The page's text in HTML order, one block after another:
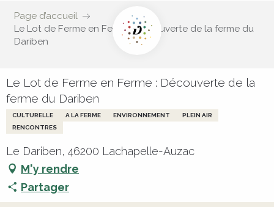
Page d’accueil
Le Lot de Ferme en Ferme : Découverte de la ferme du
Dariben
Le Lot de Ferme en Ferme : Découverte de la
ferme du Dariben
CULTURELLE A LA FERME ENVIRONNEMENT
PLEIN AIR
RENCONTRES
Le Dariben, 46200 Lachapelle-Auzac
M'y rendre
Partager